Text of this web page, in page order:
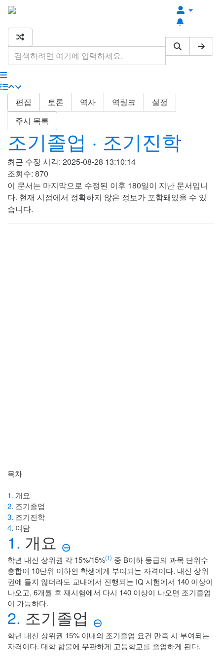
편집 토론 역사 역링크
설정
주시 목록
조기졸업 · 조기진학
최근 수정 시각: 2025-08-28 13:10:14
조회수: 870
이 문서는 마지막으로 수정된 이후 180일이 지난 문서입니
다. 현재 시점에서 정확하지 않은 정보가 포함돼있을 수 있
습니다.
목차
1. 개요
2. 조기졸업
3. 조기진학
4. 여담
1. 개요 ⊖
학년 내신 상위권 각 15%/15%(1) 중 B이하 등급의 과목 단위수
총합이 10단위 이하인 학생에게 부여되는 자격이다. 내신 상위
권에 들지 않더라도 교내에서 진행되는 IQ 시험에서 140 이상이
나오고, 6개월 후 재시험에서 다시 140 이상이 나오면 조기졸업
이 가능하다.
2. 조기졸업 ⊖
학년 내신 상위권 15% 이내의 조기졸업 요건 만족 시 부여되는
자격이다. 대학 합불에 무관하게 고등학교를 졸업하게 된다.